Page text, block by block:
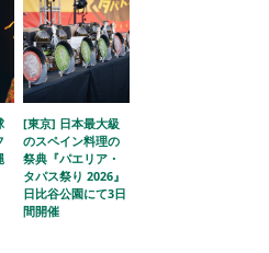
[東京] 日本最大級
のスペイン料理の
祭典『パエリア・
タパス祭り 2026』
日比谷公園にて3日
間開催